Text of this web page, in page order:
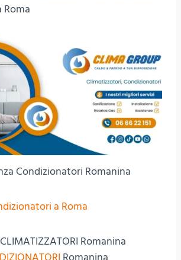
Roma
Condizionatori Romanina
a Roma
Romanina